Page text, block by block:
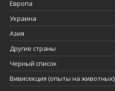
Европа
Украина
Азия
Другие страны
Черный список
Вивисекция (опыты на животных)